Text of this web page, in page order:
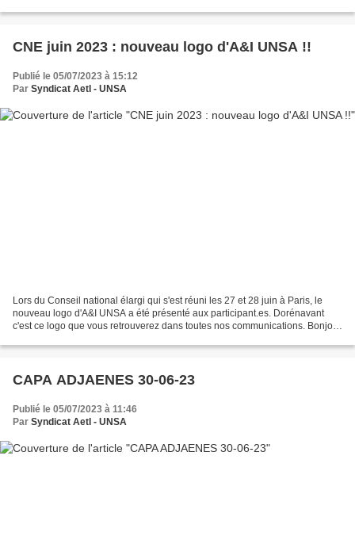
CNE juin 2023 : nouveau logo d'A&I UNSA !!
Publié le 05/07/2023 à 15:12
Par Syndicat AetI - UNSA
Lors du Conseil national élargi qui s'est réuni les 27 et 28 juin à Paris, le
nouveau logo d'A&I UNSA a été présenté aux participant.es. Dorénavant
c'est ce logo que vous retrouverez dans toutes nos communications. Bonjour
CAPA ADJAENES 30-06-23
Publié le 05/07/2023 à 11:46
Par Syndicat AetI - UNSA